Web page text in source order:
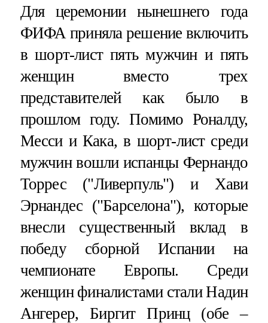
Для церемонии нынешнего года
ФИФА приняла решение включить
в шорт-лист пять мужчин и пять
женщин вместо трех
представителей как было в
прошлом году. Помимо Роналду,
Месси и Кака, в шорт-лист среди
мужчин вошли испанцы Фернандо
Торрес ("Ливерпуль") и Хави
Эрнандес ("Барселона"), которые
внесли существенный вклад в
победу сборной Испании на
чемпионате Европы. Среди
женщин финалистами стали Надин
Ангерер, Биргит Принц (обе –